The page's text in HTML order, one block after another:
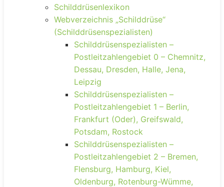
Schilddrüsenlexikon
Webverzeichnis „Schilddrüse“
(Schilddrüsenspezialisten)
Schilddrüsenspezialisten –
Postleitzahlengebiet 0 – Chemnitz,
Dessau, Dresden, Halle, Jena,
Leipzig
Schilddrüsenspezialisten –
Postleitzahlengebiet 1 – Berlin,
Frankfurt (Oder), Greifswald,
Potsdam, Rostock
Schilddrüsenspezialisten –
Postleitzahlengebiet 2 – Bremen,
Flensburg, Hamburg, Kiel,
Oldenburg, Rotenburg-Wümme,